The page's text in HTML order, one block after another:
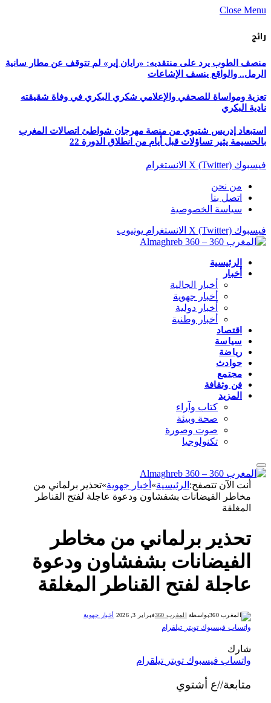
Close Menu
رائج
منصف الطوب يرد على منتقديه: «رايان إير» لم تتوقف عن مطار سانية
الرمل.. والواقع ينسف الإشاعات
تعزية ومواساة للصحفي والإعلامي شكري البكري في وفاة شقيقته
نادية البكري
استبعاد إدريس شتيوي من منصة مهرجان شواطئ اتصالات المغرب
بالحسيمة يثير تساؤلات قبل أيام من انطلاق الدورة 22
فيسبوك X (Twitter) الانستغرام
من نحن
اتصل بنا
سياسة الخصوصية
فيسبوك X (Twitter) الانستغرام يوتيوب
الرئيسية
أخبار
أخبار الجالية
أخبار جهوية
أخبار دولية
أخبار وطنية
اقتصاد
سياسة
رياضة
حوادث
مجتمع
فن وثقافة
المزيد
كتاب وآراء
صحة وبيئة
صوت وصورة
تكنولوجيا
أنت الآن تتصفح: الرئيسية» أخبار جهوية»تحذير برلماني من
مخاطر الفيضانات بشفشاون ودعوة عاجلة لفتح القناطر
المغلقة
تحذير برلماني من مخاطر
الفيضانات بشفشاون ودعوة
عاجلة لفتح القناطر المغلقة
بواسطة المغرب 360 فبراير 3, 2026 أخبار جهوية
واتساب فيسبوك تويتر تيلقرام
شارك
واتساب فيسبوك تويتر تيلقرام
متابعة//ع أشتوي